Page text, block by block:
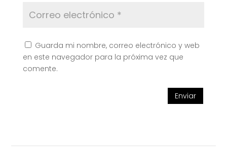
Guarda mi nombre, correo electrónico y web
en este navegador para la próxima vez que
comente.
Enviar